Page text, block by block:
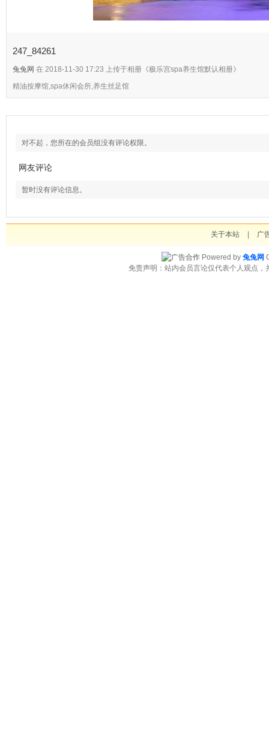
247_84261
兔兔网 在 2018-11-30 17:23 上传于相册《极乐宫spa养生馆默认相册》
精油按摩馆,spa休闲会所,养生丝足馆
对不起，您所在的会员组没有评论权限。
网友评论
暂时没有评论信息。
关于本站 广
Powered by 兔兔网
免责声明：站内会员言论仅代表个人观点